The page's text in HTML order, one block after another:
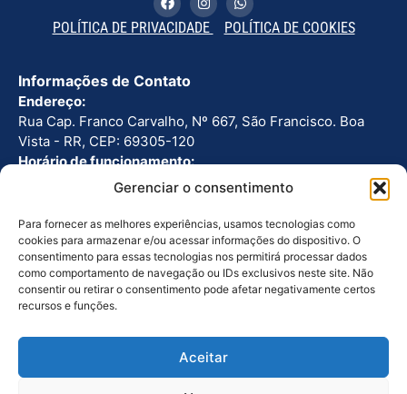
Gerenciar o consentimento
Para fornecer as melhores experiências, usamos tecnologias como
cookies para armazenar e/ou acessar informações do dispositivo. O
consentimento para essas tecnologias nos permitirá processar dados
como comportamento de navegação ou IDs exclusivos neste site. Não
consentir ou retirar o consentimento pode afetar negativamente certos
recursos e funções.
Aceitar
POLÍTICA DE PRIVACIDADE POLÍTICA DE COOKIES
Informações de Contato
Endereço:
Rua Cap. Franco Carvalho, Nº 667, São Francisco. Boa
Vista - RR, CEP: 69305-120
Horário de funcionamento:
Seg - Sex: 8h as 12h | 13h as 17h
(95) 3224-2766
Outros Links
Ouvidoria
Licitações